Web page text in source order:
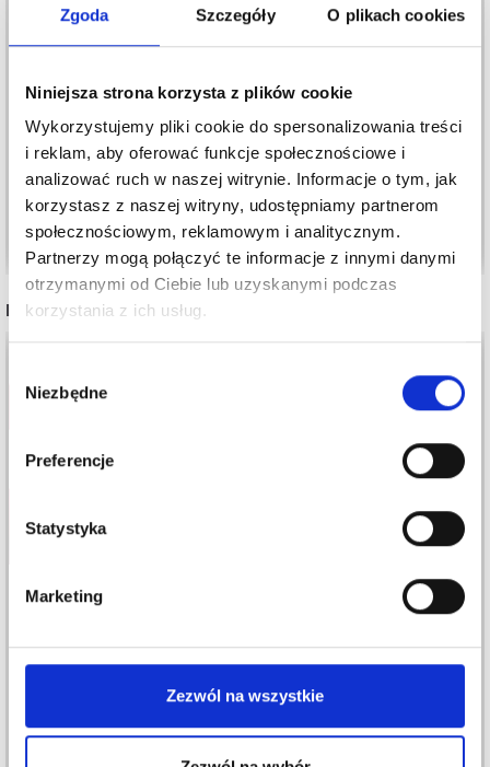
Zgoda Szczegóły O plikach cookies
Niniejsza strona korzysta z plików cookie
Wykorzystujemy pliki cookie do spersonalizowania treści
i reklam, aby oferować funkcje społecznościowe i
analizować ruch w naszej witrynie. Informacje o tym, jak
korzystasz z naszej witryny, udostępniamy partnerom
społecznościowym, reklamowym i analitycznym.
Partnerzy mogą połączyć te informacje z innymi danymi
otrzymanymi od Ciebie lub uzyskanymi podczas
korzystania z ich usług.
zgody
Niezbędne
Preferencje
Statystyka
Marketing
Zezwól na wszystkie
KREDKI LYRA LYRAX, 12
SZT
96,70 zł
Dodaj do koszyka
KREDKI LYRA
REMBRANDT, 12 SZT
83,75 zł
Dodaj do koszyka
INNI TEŻ WIDZIELI
MUST-HAVE 8/4
10,99 zł
ALPACA SILK